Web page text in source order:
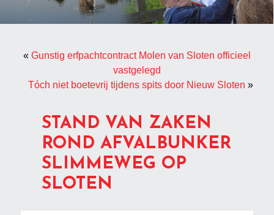
« Gunstig erfpachtcontract Molen van Sloten officieel
vastgelegd
Tóch niet boetevrij tijdens spits door Nieuw Sloten »
STAND VAN ZAKEN
ROND AFVALBUNKER
SLIMMEWEG OP
SLOTEN